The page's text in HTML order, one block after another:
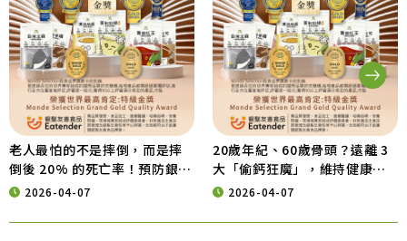
老人最怕的不是摔倒，而是摔
倒後 20% 的死亡率！預防銀髮
族意外，從營養補給開始
2026-04-07
20歲年紀、60歲骨頭？遠離 3
大「偷鈣狂魔」，維持健康行
動力的營養秘訣
2026-04-07